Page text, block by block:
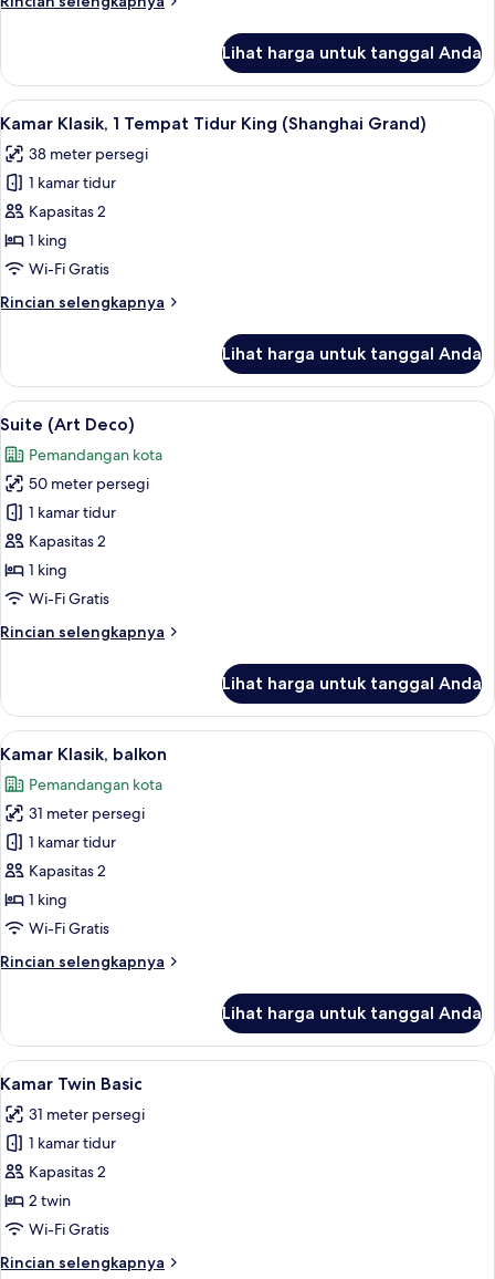
Kamar
Double
Basic
Lihat harga untuk tanggal Anda
Lihat
semua
foto
untuk
Kamar
Klasik,
1
Tidur
Grand)
Kamar Klasik, 1 Tempat Tidur King
4
Kamar Klasik, 1 Tempat Tidur King (Shanghai Grand)
38 meter persegi
1 kamar tidur
Kapasitas 2
1 king
Wi-Fi Gratis
Rincian selengkapnya
Rincian
Kamar
Klasik,
1
Tempat
Tidur
King
(Shanghai
Grand)
Lihat harga untuk tanggal Anda
Lihat
semua
foto
untuk
Suite
(Art
Deco)
Suite (Art Deco) | 1 kamar tidur,
6
Suite (Art Deco)
Pemandangan kota
50 meter persegi
1 kamar tidur
Kapasitas 2
1 king
Wi-Fi Gratis
Rincian selengkapnya
Rincian
Suite
(Art
Deco)
Lihat harga untuk tanggal Anda
Lihat
semua
foto
untuk
Kamar
Klasik,
balkon
Kamar Klasik, balkon | 1 kamar tidur,
3
Kamar Klasik, balkon
Pemandangan kota
31 meter persegi
1 kamar tidur
Kapasitas 2
1 king
Wi-Fi Gratis
Rincian selengkapnya
Rincian
Kamar
Klasik,
balkon
Lihat harga untuk tanggal Anda
Lihat
semua
foto
untuk
Kamar
Twin
Basic
Kamar Twin Basic | 1 kamar tidur,
3
Kamar Twin Basic
31 meter persegi
1 kamar tidur
Kapasitas 2
2 twin
Wi-Fi Gratis
Rincian selengkapnya
Rincian